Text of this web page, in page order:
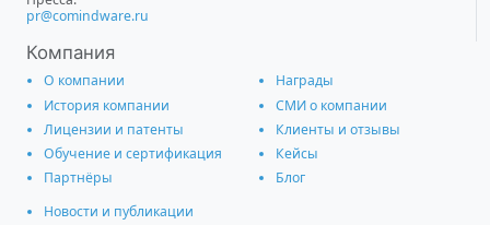
pr@comindware.ru
Компания
О компании
История компании
Лицензии и патенты
Обучение и сертификация
Партнёры
Награды
СМИ о компании
Клиенты и отзывы
Кейсы
Блог
Новости и публикации